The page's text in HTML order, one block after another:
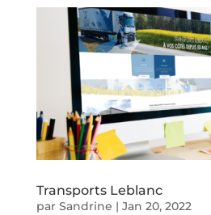
Transports Leblanc
par Sandrine | Jan 20, 2022